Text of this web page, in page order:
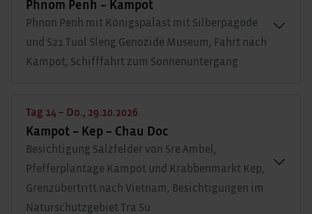
Phnom Penh – Kampot
Phnon Penh mit Königspalast mit Silberpagode
und S21 Tuol Sleng Genozide Museum, Fahrt nach
Kampot, Schifffahrt zum Sonnenuntergang
Tag 14 – Do., 29.10.2026
Kampot – Kep – Chau Doc
Besichtigung Salzfelder von Sre Ambel,
Pfefferplantage Kampot und Krabbenmarkt Kep,
Grenzübertritt nach Vietnam, Besichtigungen im
Naturschutzgebiet Tra Su